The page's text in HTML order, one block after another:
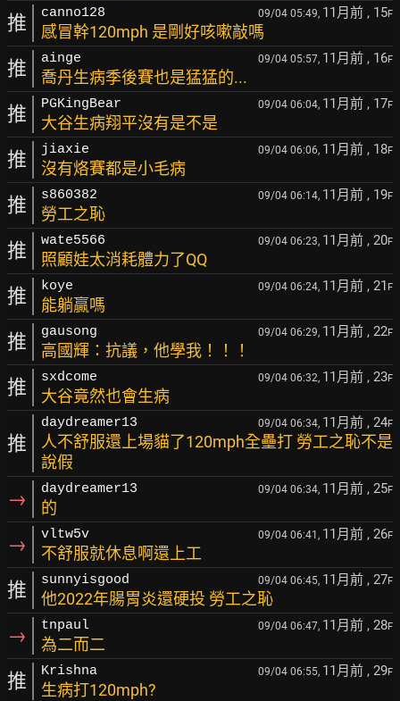
推 canno128 09/04 05:49, 11月前 , 15F
感冒幹120mph 是剛好咳嗽敲嗎
推 ainge 09/04 05:57, 11月前 , 16F
喬丹生病季後賽也是猛猛的...
推 PGKingBear 09/04 06:04, 11月前 , 17F
大谷生病翔平沒有是不是
推 jiaxie 09/04 06:06, 11月前 , 18F
沒有烙賽都是小毛病
推 s860382 09/04 06:14, 11月前 , 19F
勞工之恥
推 wate5566 09/04 06:23, 11月前 , 20F
照顧娃太消耗體力了QQ
推 koye 09/04 06:24, 11月前 , 21 F
能躺贏嗎
推 gausong 09/04 06:29, 11月前 , 22F
高國輝：抗議，他學我！！！
推 sxdcome 09/04 06:32, 11月前 , 23F
大谷竟然也會生病
推
daydreamer13 09/04 06:34, 11月前 , 24F
人不舒服還上場貓了120mph全壘打 勞工之恥不是
說假
→ daydreamer13 09/04 06:34, 11月前 , 25F
的
→ vltw5v 09/04 06:41, 11月前 , 26F
不舒服就休息啊還上工
推 sunnyisgood 09/04 06:45, 11月前 , 27F
他2022年腸胃炎還硬投 勞工之恥
→ tnpaul 09/04 06:47, 11月前 , 28F
為二而二
推 Krishna 09/04 06:55, 11月前 , 29F
生病打120mph?